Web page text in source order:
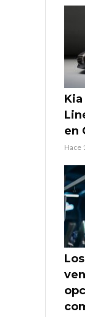
en
Hace